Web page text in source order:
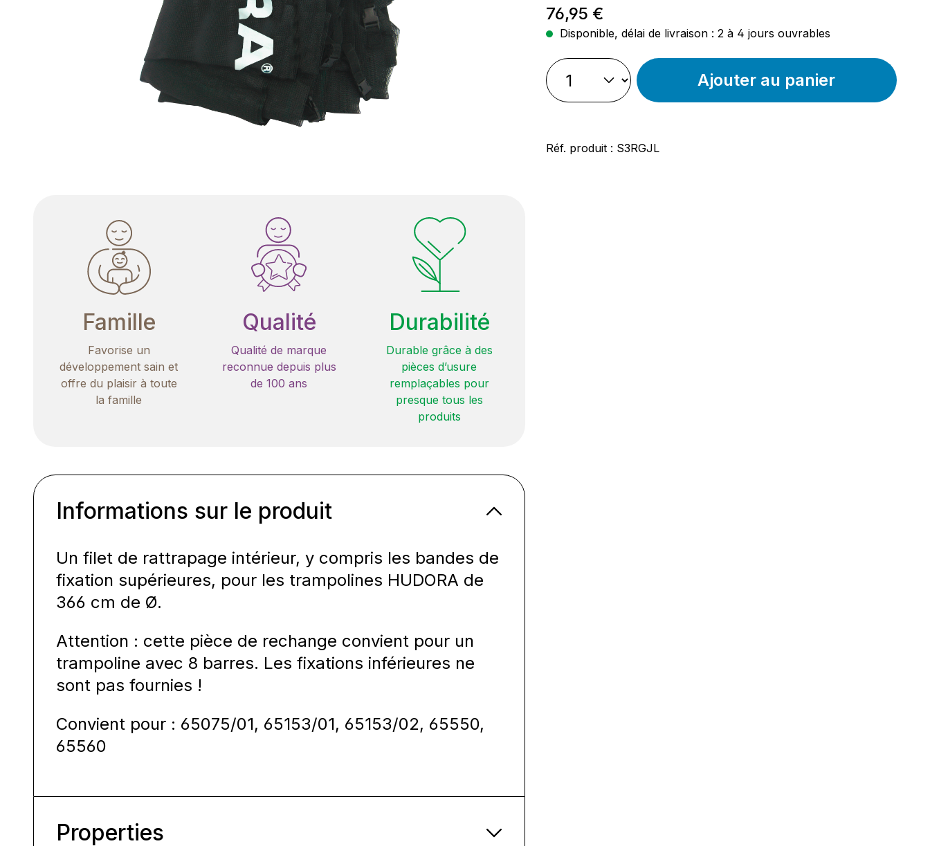
Famille
Favorise un
développement sain et
offre du plaisir à toute
la famille
Qualité
Qualité de marque
reconnue depuis plus
de 100 ans
Durabilité
Durable grâce à des
pièces d’usure
remplaçables pour
presque tous les
produits
Prix régulier :
76,95 €
Disponible, délai de livraison : 2 à 4 jours ouvrables
Ajouter au panier
Réf. produit : S3RGJL
Informations sur le produit
Un filet de rattrapage intérieur, y compris les bandes de
fixation supérieures, pour les trampolines HUDORA de
366 cm de Ø.
Attention : cette pièce de rechange convient pour un
trampoline avec 8 barres. Les fixations inférieures ne
sont pas fournies !
Convient pour : 65075/01, 65153/01, 65153/02, 65550,
65560
Properties